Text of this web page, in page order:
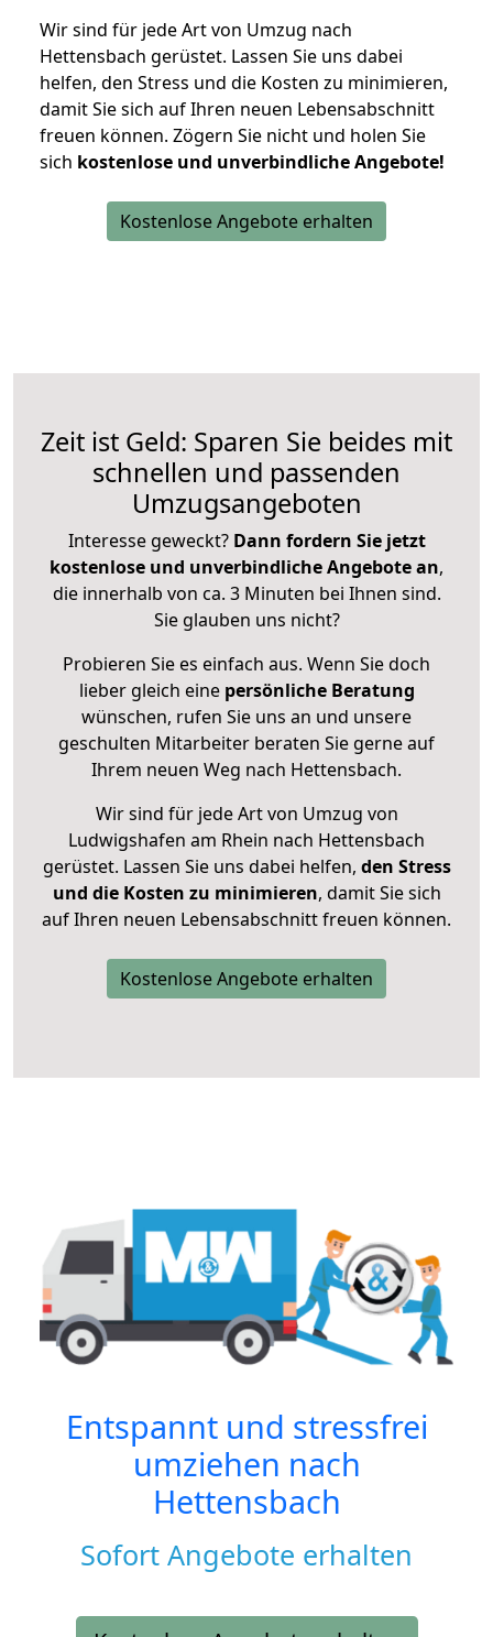
Wir sind für jede Art von Umzug nach
Hettensbach gerüstet. Lassen Sie uns dabei
helfen, den Stress und die Kosten zu minimieren,
damit Sie sich auf Ihren neuen Lebensabschnitt
freuen können. Zögern Sie nicht und holen Sie
sich kostenlose und unverbindliche Angebote!
Kostenlose Angebote erhalten
Zeit ist Geld: Sparen Sie beides mit
schnellen und passenden
Umzugsangeboten
Interesse geweckt? Dann fordern Sie jetzt
kostenlose und unverbindliche Angebote an,
die innerhalb von ca. 3 Minuten bei Ihnen sind.
Sie glauben uns nicht?
Probieren Sie es einfach aus. Wenn Sie doch
lieber gleich eine persönliche Beratung
wünschen, rufen Sie uns an und unsere
geschulten Mitarbeiter beraten Sie gerne auf
Ihrem neuen Weg nach Hettensbach.
Wir sind für jede Art von Umzug von
Ludwigshafen am Rhein nach Hettensbach
gerüstet. Lassen Sie uns dabei helfen, den Stress
und die Kosten zu minimieren, damit Sie sich
auf Ihren neuen Lebensabschnitt freuen können.
Kostenlose Angebote erhalten
Entspannt und stressfrei
umziehen nach
Hettensbach
Sofort Angebote erhalten